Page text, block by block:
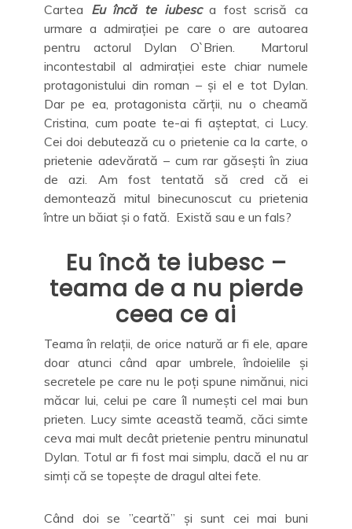
Cartea Eu încă te iubesca fost scrisă ca
urmare a admirației pe care o are autoarea
pentru actorul Dylan O`Brien. Martorul
incontestabil al admirației este chiar numele
protagonistului din roman – și el e tot Dylan.
Dar pe ea, protagonista cărții, nu o cheamă
Cristina, cum poate te-ai fi așteptat, ci Lucy.
Cei doi debutează cu o prietenie ca la carte, o
prietenie adevărată – cum rar găsești în ziua
de azi. Am fost tentată să cred că ei
demontează mitul binecunoscut cu prietenia
între un băiat și o fată. Există sau e un fals?
Eu încă te iubesc –
teama de a nu pierde
ceea ce ai
Teama în relații, de orice natură ar fi ele, apare
doar atunci când apar umbrele, îndoielile și
secretele pe care nu le poți spune nimănui, nici
măcar lui, celui pe care îl numești cel mai bun
prieten. Lucy simte această teamă, căci simte
ceva mai mult decât prietenie pentru minunatul
Dylan. Totul ar fi fost mai simplu, dacă el nu ar
simți că se topește de dragul altei fete.
Când doi se ”ceartă” și sunt cei mai buni